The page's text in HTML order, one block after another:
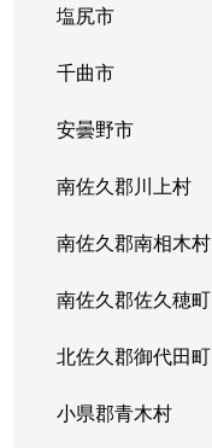
塩尻市
千曲市
安曇野市
南佐久郡川上村
南佐久郡南相木村
南佐久郡佐久穂町
北佐久郡御代田町
小県郡青木村